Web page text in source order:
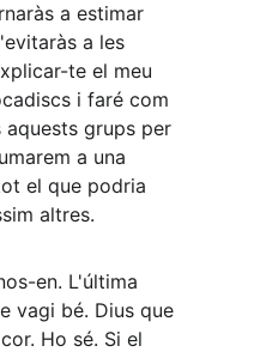
a estimar
a les
te el meu
i faré com
grups per
a una
el que podria
altres.
en. L'última
vagi bé. Dius que
Ho sé. Si el